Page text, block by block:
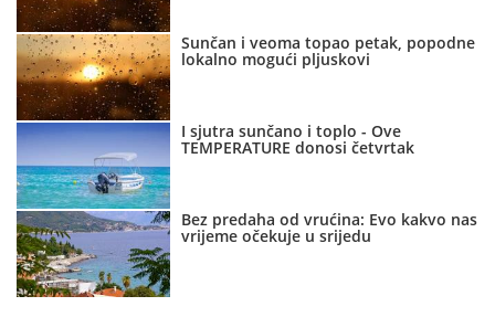
Sunčan i veoma topao petak, popodne
lokalno mogući pljuskovi
I sjutra sunčano i toplo - Ove
TEMPERATURE donosi četvrtak
Bez predaha od vrućina: Evo kakvo nas
vrijeme očekuje u srijedu